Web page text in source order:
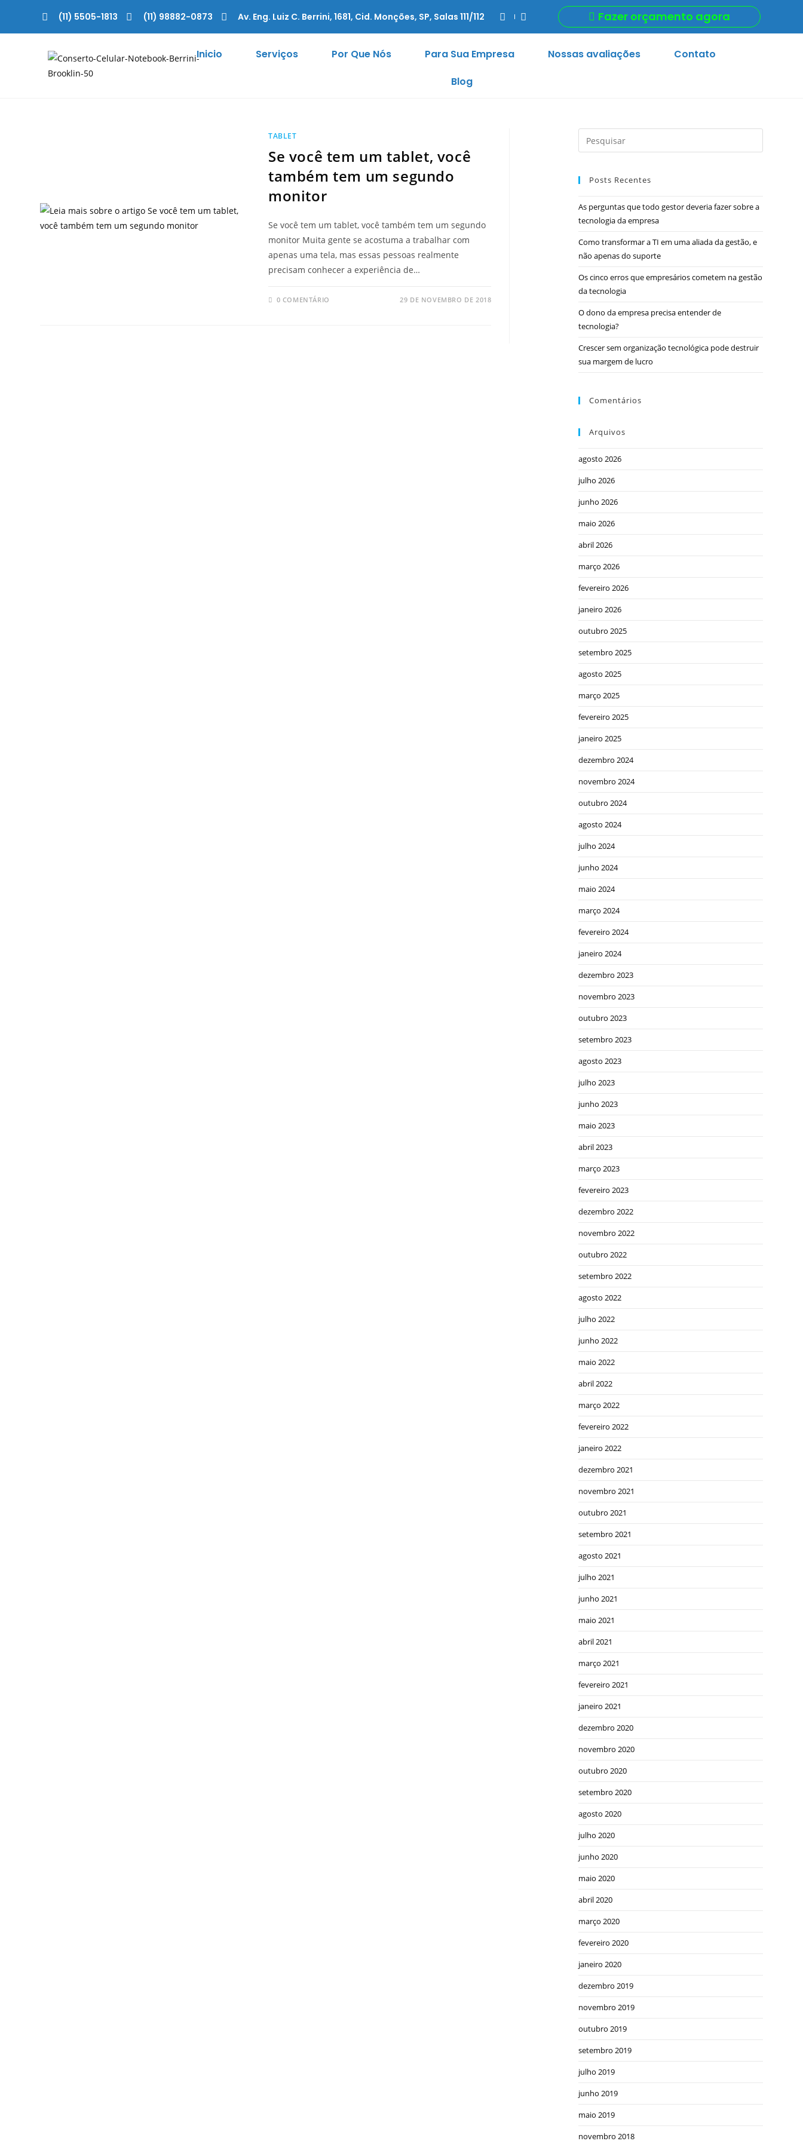
(11) 5505-1813 (11) 98882-0873 Av. Eng. Luiz C. Berrini, 1681, Cid. Monções, SP, Salas 111/112 Fazer orçamento agora
Inicio Serviços Por Que Nós Para Sua Empresa Nossas avaliações
Contato
Blog
TABLET
Se você tem um tablet, você
também tem um segundo
monitor
Se você tem um tablet, você também tem um segundo
monitor Muita gente se acostuma a trabalhar com
apenas uma tela, mas essas pessoas realmente
precisam conhecer a experiência de…
0 COMENTÁRIO 29 DE NOVEMBRO DE 2018
Posts Recentes
As perguntas que todo gestor deveria fazer sobre a
tecnologia da empresa
Como transformar a TI em uma aliada da gestão, e
não apenas do suporte
Os cinco erros que empresários cometem na gestão
da tecnologia
O dono da empresa precisa entender de
tecnologia?
Crescer sem organização tecnológica pode destruir
sua margem de lucro
Comentários
Arquivos
agosto 2026
julho 2026
junho 2026
maio 2026
abril 2026
março 2026
fevereiro 2026
janeiro 2026
outubro 2025
setembro 2025
agosto 2025
março 2025
fevereiro 2025
janeiro 2025
dezembro 2024
novembro 2024
outubro 2024
agosto 2024
julho 2024
junho 2024
maio 2024
março 2024
fevereiro 2024
janeiro 2024
dezembro 2023
novembro 2023
outubro 2023
setembro 2023
agosto 2023
julho 2023
junho 2023
maio 2023
abril 2023
março 2023
fevereiro 2023
dezembro 2022
novembro 2022
outubro 2022
setembro 2022
agosto 2022
julho 2022
junho 2022
maio 2022
abril 2022
março 2022
fevereiro 2022
janeiro 2022
dezembro 2021
novembro 2021
outubro 2021
setembro 2021
agosto 2021
julho 2021
junho 2021
maio 2021
abril 2021
março 2021
fevereiro 2021
janeiro 2021
dezembro 2020
novembro 2020
outubro 2020
setembro 2020
agosto 2020
julho 2020
junho 2020
maio 2020
abril 2020
março 2020
fevereiro 2020
janeiro 2020
dezembro 2019
novembro 2019
outubro 2019
setembro 2019
julho 2019
junho 2019
maio 2019
novembro 2018